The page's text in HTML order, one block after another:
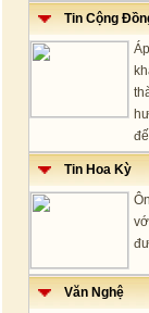
Tin Cộng
Tin Hoa Kỳ
Văn Nghệ